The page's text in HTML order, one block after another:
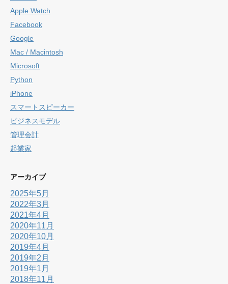
Apple Watch
Facebook
Google
Mac / Macintosh
Microsoft
Python
iPhone
スマートスピーカー
ビジネスモデル
管理会計
起業家
アーカイブ
2025年5月
2022年3月
2021年4月
2020年11月
2020年10月
2019年4月
2019年2月
2019年1月
2018年11月